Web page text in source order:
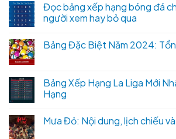
Đọc bảng xếp hạng bóng đá
người xem hay bỏ qua
Bảng Đặc Biệt Năm 2024:
Bảng Xếp Hạng La Liga Mới
Hạng
Mưa Đỏ: Nội dung, lịch chiếu